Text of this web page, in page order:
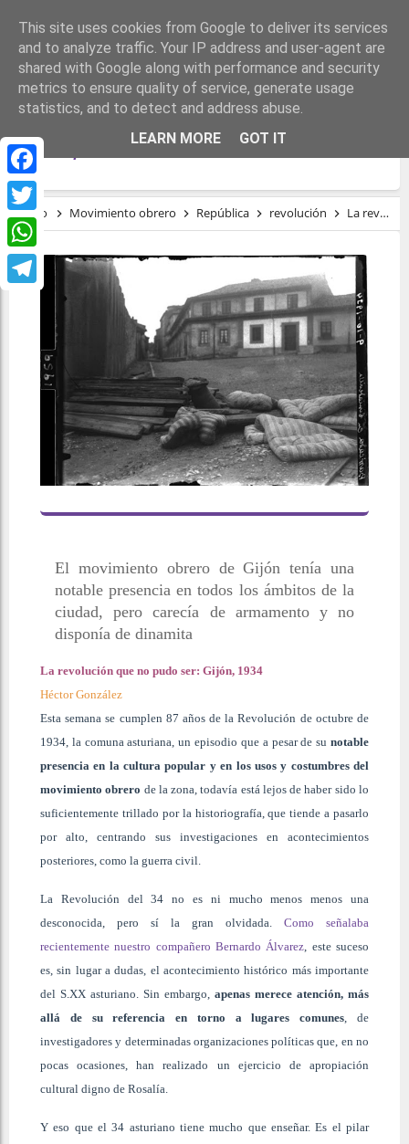
Facebook
Twitter
WhatsApp
Telegram
LA REVOLUCIÓN QUE NO PUDO SER:
GIJÓN, 1934
Inicio Movimiento obrero República revolución La revolución que no pudo ser: Gijón, 1934
El movimiento obrero de Gijón tenía una
notable presencia en todos los ámbitos de la
ciudad, pero carecía de armamento y no
disponía de dinamita
La revolución que no pudo ser: Gijón, 1934
Héctor González
Esta semana se cumplen 87 años de la Revolución de octubre de
1934, la comuna asturiana, un episodio que a pesar de su notable
presencia en la cultura popular y en los usos y costumbres del
movimiento obrero de la zona, todavía está lejos de haber sido lo
suficientemente trillado por la historiografía, que tiende a pasarlo
por alto, centrando sus investigaciones en acontecimientos
posteriores, como la guerra civil.
La Revolución del 34 no es ni mucho menos menos una
desconocida, pero sí la gran olvidada. Como señalaba
recientemente nuestro compañero Bernardo Álvarez, este suceso
es, sin lugar a dudas, el acontecimiento histórico más importante
del S.XX asturiano. Sin embargo, apenas merece atención, más
allá de su referencia en torno a lugares comunes, de
investigadores y determinadas organizaciones políticas que, en no
pocas ocasiones, han realizado un ejercicio de apropiación
cultural digno de Rosalía.
Y eso que el 34 asturiano tiene mucho que enseñar. Es el pilar
This site uses cookies from Google to deliver its services
and to analyze traffic. Your IP address and user-agent are
shared with Google along with performance and security
metrics to ensure quality of service, generate usage
statistics, and to detect and address abuse.
LEARN MORE
GOT IT